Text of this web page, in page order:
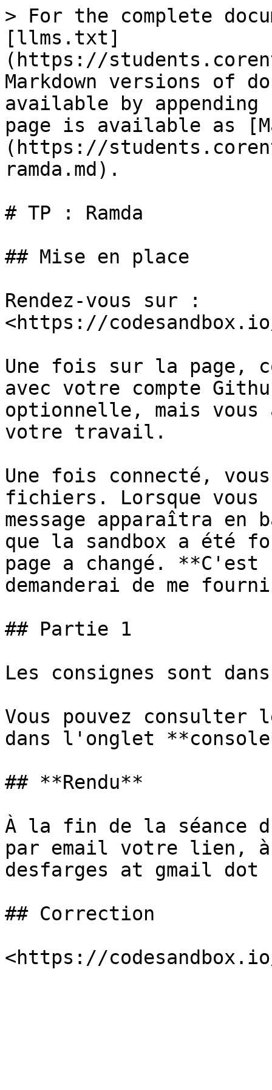
> For the complete
[llms.txt]
(https://
Markdown versions of
available by
page is available as
(https://
ramda.md).
# TP : Ramda
## Mise en place
Rendez-vous sur :
<https://
Une fois sur la page,
avec votre compte
optionnelle, mais vous
votre travail.
Une fois connecté,
fichiers. Lorsque vous
message apparaîtra en
que la sandbox a été
page a changé. **C'est
demanderai de me
## Partie 1
Les consignes sont
Vous pouvez
dans l'onglet
## **Rendu**
À la fin de la séance
par email votre lien,
desfarges at gmail dot
## Correction